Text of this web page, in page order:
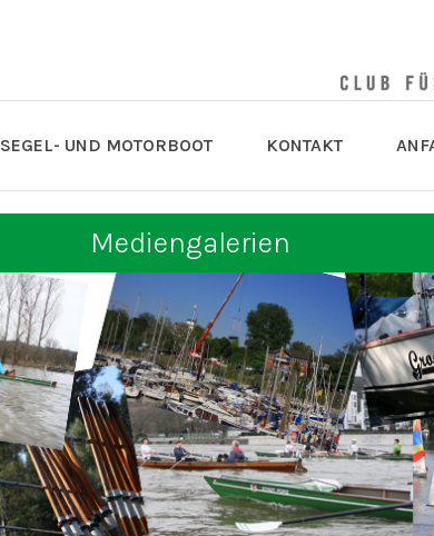
SEGEL- UND MOTORBOOT KONTAKT
Mediengalerien